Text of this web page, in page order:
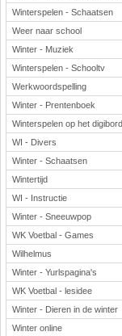
Winterspelen - Schaatsen
Weer naar school
Winter - Muziek
Winterspelen - Schooltv
Werkwoordspelling
Winter - Prentenboek
Winterspelen op het digibord
WI - Divers
Winter - Schaatsen
Wintertijd
WI - Instructie
Winter - Sneeuwpop
WK Voetbal - Games
Wilhelmus
Winter - Yurlspagina's
WK Voetbal - lesidee
Winter - Dieren in de winter
Winter online